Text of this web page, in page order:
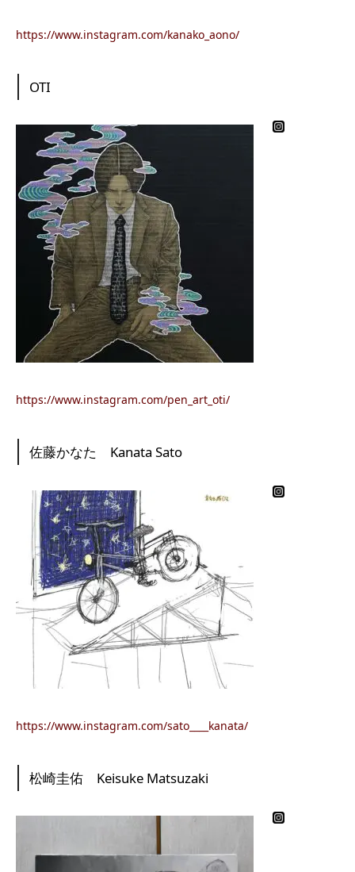
https://www.instagram.com/kanako_aono/
OTI
https://www.instagram.com/pen_art_oti/
佐藤かなた Kanata Sato
https://www.instagram.com/sato____kanata/
松崎圭佑 Keisuke Matsuzaki